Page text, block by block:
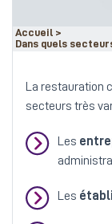
Accueil >
Dans quels
La restauration
secteurs très
Les
Les